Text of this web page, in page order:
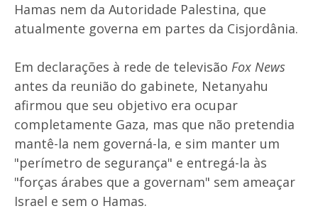
Hamas nem da Autoridade Palestina, que
atualmente governa em partes da Cisjordânia.
Em declarações à rede de televisão Fox News
antes da reunião do gabinete, Netanyahu
afirmou que seu objetivo era ocupar
completamente Gaza, mas que não pretendia
mantê-la nem governá-la, e sim manter um
"perímetro de segurança" e entregá-la às
"forças árabes que a governam" sem ameaçar
Israel e sem o Hamas.